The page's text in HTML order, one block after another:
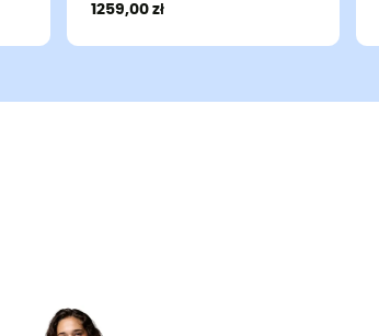
1259,00 zł